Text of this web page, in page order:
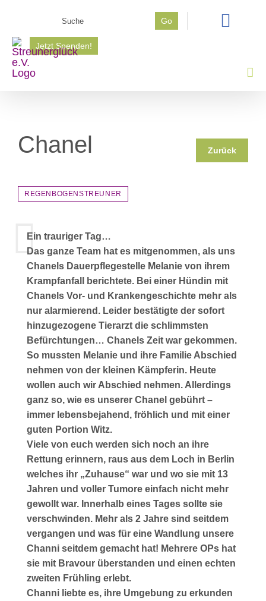
springen
Go
Jetzt Spenden!
Chanel Zurück
REGENBOGENSTREUNER
Ein trauriger Tag…
Das ganze Team hat es mitgenommen, als uns
Chanels Dauerpflegestelle Melanie von ihrem
Krampfanfall berichtete. Bei einer Hündin mit
Chanels Vor- und Krankengeschichte mehr als
nur alarmierend. Leider bestätigte der sofort
hinzugezogene Tierarzt die schlimmsten
Befürchtungen… Chanels Zeit war gekommen.
So mussten Melanie und ihre Familie Abschied
nehmen von der kleinen Kämpferin. Heute
wollen auch wir Abschied nehmen. Allerdings
ganz so, wie es unserer Chanel gebührt –
immer lebensbejahend, fröhlich und mit einer
guten Portion Witz.
Viele von euch werden sich noch an ihre
Rettung erinnern, raus aus dem Loch in Berlin
welches ihr „Zuhause“ war und wo sie mit 13
Jahren und voller Tumore einfach nicht mehr
gewollt war. Innerhalb eines Tages sollte sie
verschwinden. Mehr als 2 Jahre sind seitdem
vergangen und was für eine Wandlung unsere
Channi seitdem gemacht hat! Mehrere OPs hat
sie mit Bravour überstanden und einen echten
zweiten Frühling erlebt.
Channi liebte es, ihre Umgebung zu erkunden